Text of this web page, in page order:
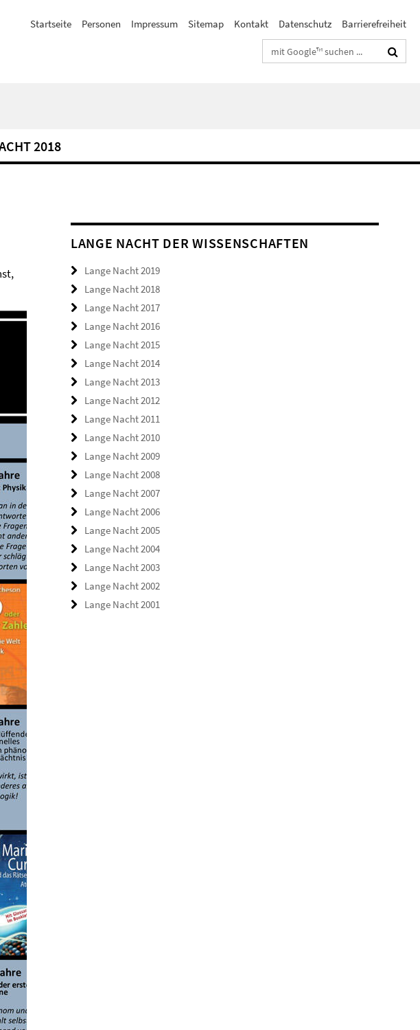
Startseite Personen Impressum Sitemap Kontakt Datenschutz
Barrierefreiheit
Suchbegriffe
2018
LANGE NACHT DER WISSENSCHAFTEN
Lange Nacht 2019
Lange Nacht 2018
Lange Nacht 2017
Lange Nacht 2016
Lange Nacht 2015
Lange Nacht 2014
Lange Nacht 2013
Lange Nacht 2012
Lange Nacht 2011
Lange Nacht 2010
Lange Nacht 2009
Lange Nacht 2008
Lange Nacht 2007
Lange Nacht 2006
Lange Nacht 2005
Lange Nacht 2004
Lange Nacht 2003
Lange Nacht 2002
Lange Nacht 2001